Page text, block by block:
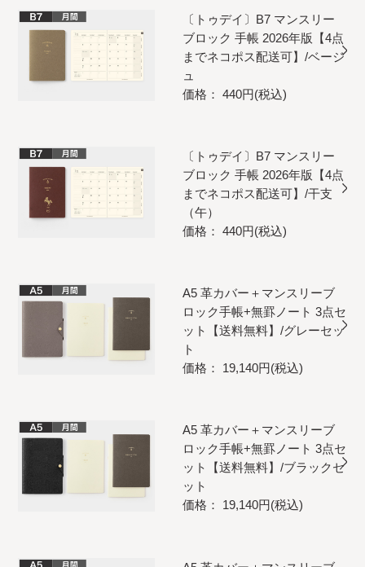
〔トゥデイ〕B7 マンスリー
ブロック 手帳 2026年版【4点
までネコポス配送可】/ベージ
ュ
価格： 440円(税込)
〔トゥデイ〕B7 マンスリー
ブロック 手帳 2026年版【4点
までネコポス配送可】/干支
（午）
価格： 440円(税込)
A5 革カバー＋マンスリーブ
ロック手帳+無罫ノート 3点セ
ット【送料無料】/グレーセッ
ト
価格： 19,140円(税込)
A5 革カバー＋マンスリーブ
ロック手帳+無罫ノート 3点セ
ット【送料無料】/ブラックセ
ット
価格： 19,140円(税込)